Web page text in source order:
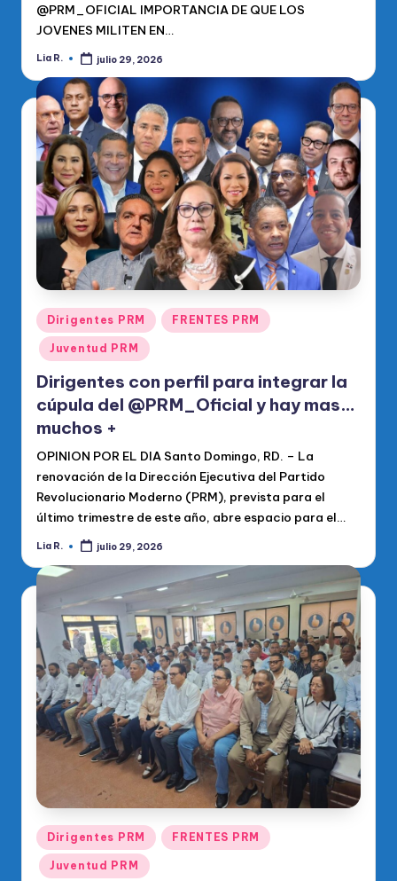
@PRM_OFICIAL IMPORTANCIA DE QUE LOS
JOVENES MILITEN EN…
Publicado
Lia R. julio 29, 2026
Publicado
en
Dirigentes PRM FRENTES PRM
Juventud PRM
Dirigentes con perfil para integrar la
cúpula del @PRM_Oficial y hay mas…
muchos +
OPINION POR EL DIA Santo Domingo, RD. – La
renovación de la Dirección Ejecutiva del Partido
Revolucionario Moderno (PRM), prevista para el
último trimestre de este año, abre espacio para el…
Publicado
Lia R. julio 29, 2026
Publicado
en
Dirigentes PRM FRENTES PRM
Juventud PRM